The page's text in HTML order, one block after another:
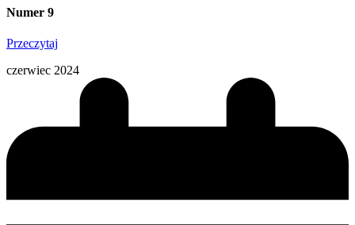
Numer 9
Przeczytaj
czerwiec 2024